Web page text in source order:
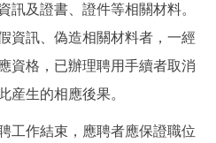
訊及證書、證件等相關材料。
資訊、偽造相關材料者，一經
資格，已辦理聘用手續者取消
産生的相應後果。
作結束，應聘者應保證職位